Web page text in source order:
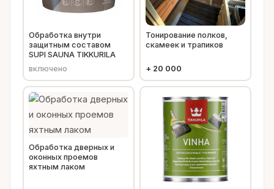
Обработка внутри
защитным составом
SUPI SAUNA TIKKURILA
включено
Тонирование полков,
скамеек и трапиков
+ 20 000
Обработка дверных и
оконных проемов
яхтным лаком